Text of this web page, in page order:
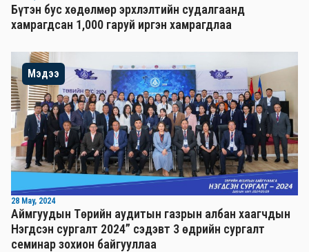
Бүтэн бус хөдөлмөр эрхлэлтийн судалгаанд
хамрагдсан 1,000 гаруй иргэн хамрагдлаа
Мэдээ
28 May, 2024
Аймгуудын Төрийн аудитын газрын албан хаагчдын
Нэгдсэн сургалт 2024” сэдэвт 3 өдрийн сургалт
семинар зохион байгууллаа